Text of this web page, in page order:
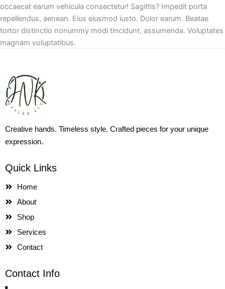
occaecat earum vehicula consectetur! Sagittis? Impedit porta
repellendus, aenean. Eius eiusmod iusto. Dolor earum. Beatae
tortor distinctio nonummy modi tincidunt, assumenda. Voluptates
magnam voluptatibus.
Creative hands. Timeless style. Crafted pieces for your unique
expression.
Quick Links
Home
About
Shop
Services
Contact
Contact Info